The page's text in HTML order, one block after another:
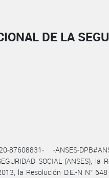
DE LA
-ANSES-
SOCIAL (ANSES), la
la Resolución D.E.-N N°